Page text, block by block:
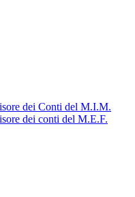
dei Conti del M.I.M.
dei conti del M.E.F.